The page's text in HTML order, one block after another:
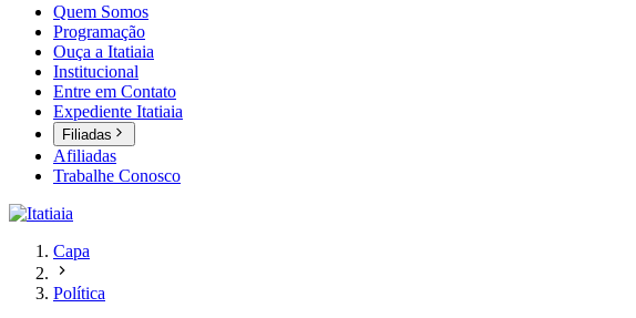
Quem Somos
Programação
Ouça a Itatiaia
Institucional
Entre em Contato
Expediente Itatiaia
Filiadas
Afiliadas
Trabalhe Conosco
Capa
Política